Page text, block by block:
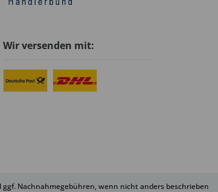
Wir versenden mit:
ggf. Nachnahmegebühren, wenn nicht anders beschrieben